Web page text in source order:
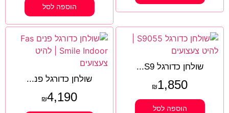
הוספה לסל
שולחן כדורגל S9...
₪1,850
הוספה לסל
שולחן כדורגל פנ...
₪4,190